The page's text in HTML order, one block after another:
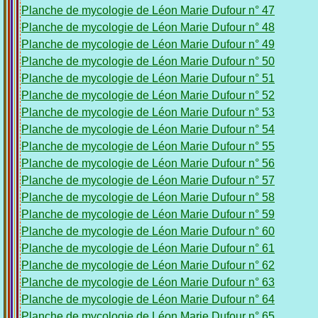
Planche de mycologie de Léon Marie Dufour n° 47
Planche de mycologie de Léon Marie Dufour n° 48
Planche de mycologie de Léon Marie Dufour n° 49
Planche de mycologie de Léon Marie Dufour n° 50
Planche de mycologie de Léon Marie Dufour n° 51
Planche de mycologie de Léon Marie Dufour n° 52
Planche de mycologie de Léon Marie Dufour n° 53
Planche de mycologie de Léon Marie Dufour n° 54
Planche de mycologie de Léon Marie Dufour n° 55
Planche de mycologie de Léon Marie Dufour n° 56
Planche de mycologie de Léon Marie Dufour n° 57
Planche de mycologie de Léon Marie Dufour n° 58
Planche de mycologie de Léon Marie Dufour n° 59
Planche de mycologie de Léon Marie Dufour n° 60
Planche de mycologie de Léon Marie Dufour n° 61
Planche de mycologie de Léon Marie Dufour n° 62
Planche de mycologie de Léon Marie Dufour n° 63
Planche de mycologie de Léon Marie Dufour n° 64